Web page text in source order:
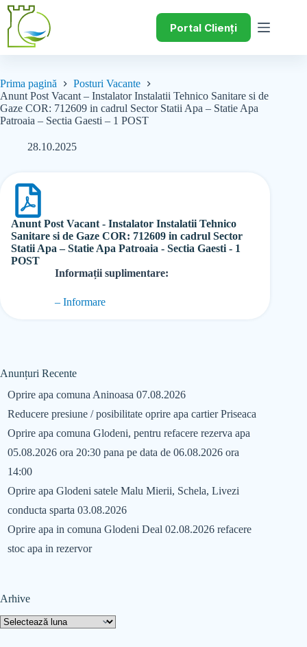
Portal Clienți
Prima pagină
Posturi Vacante
Anunt Post Vacant – Instalator Instalatii Tehnico Sanitare si de
Gaze COR: 712609 in cadrul Sector Statii Apa – Statie Apa
Patroaia – Sectia Gaesti – 1 POST
28.10.2025
Anunt Post Vacant - Instalator Instalatii Tehnico
Sanitare si de Gaze COR: 712609 in cadrul Sector
Statii Apa – Statie Apa Patroaia - Sectia Gaesti - 1
POST
Informații suplimentare:
– Informare
Anunțuri Recente
Oprire apa comuna Aninoasa 07.08.2026
Reducere presiune / posibilitate oprire apa cartier Priseaca
Oprire apa comuna Glodeni, pentru refacere rezerva apa
05.08.2026 ora 20:30 pana pe data de 06.08.2026 ora
14:00
Oprire apa Glodeni satele Malu Mierii, Schela, Livezi
conducta sparta 03.08.2026
Oprire apa in comuna Glodeni Deal 02.08.2026 refacere
stoc apa in rezervor
Arhive